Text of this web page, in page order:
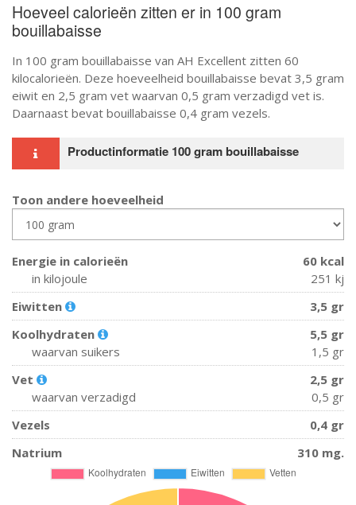
Hoeveel calorieën zitten er in 100 gram
bouillabaisse
In 100 gram bouillabaisse van AH Excellent zitten 60
kilocalorieën. Deze hoeveelheid bouillabaisse bevat 3,5 gram
eiwit en 2,5 gram vet waarvan 0,5 gram verzadigd vet is.
Daarnaast bevat bouillabaisse 0,4 gram vezels.
Productinformatie 100 gram bouillabaisse
Toon andere hoeveelheid
Energie in calorieën
60 kcal
in kilojoule
251 kj
Eiwitten
3,5 gr
Koolhydraten
5,5 gr
waarvan suikers
1,5 gr
Vet
2,5 gr
waarvan verzadigd
0,5 gr
Vezels
0,4 gr
Natrium
310 mg.